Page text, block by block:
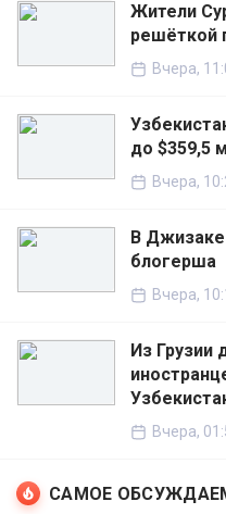
Жители
решёткой
Вчера,
до $359,5
Вчера,
В
блогерша
Вчера,
Из Грузии
Вчера,
САМОЕ